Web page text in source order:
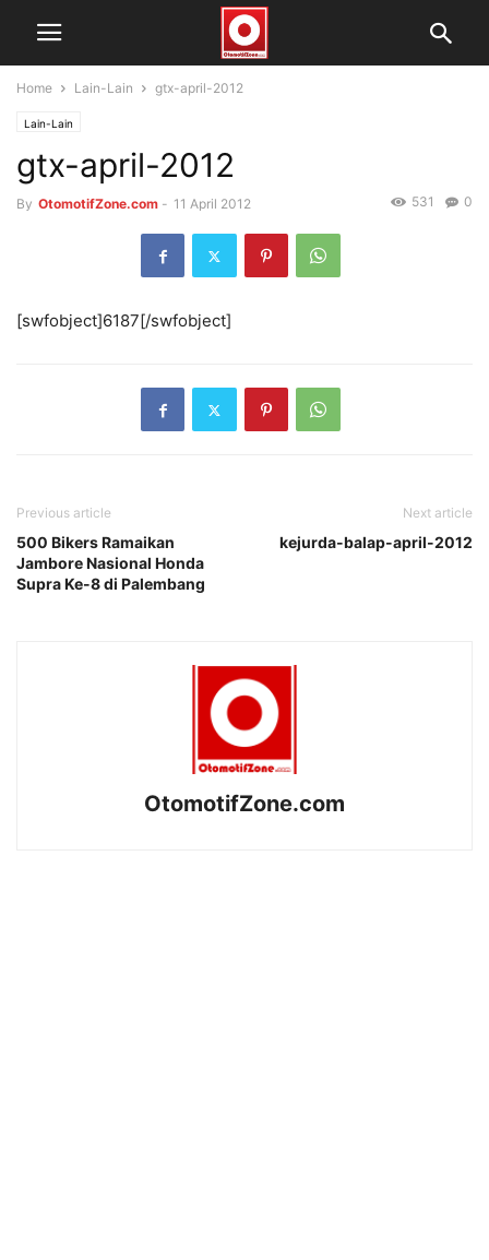
Home Lain-Lain gtx-april-2012
Lain-Lain
gtx-april-2012
By OtomotifZone.com - 11 April 2012 0
531
[swfobject]6187[/swfobject]
Previous article
500 Bikers Ramaikan
Jambore Nasional Honda
Supra Ke-8 di Palembang
Next article
kejurda-balap-april-2012
OtomotifZone.com